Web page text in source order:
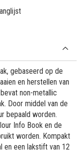
gebaseerd op de
en herstellen van
non-metallic
Door middel van de
bepaald worden.
Info Book en de
worden. Kompakt
en een lakstift van 12